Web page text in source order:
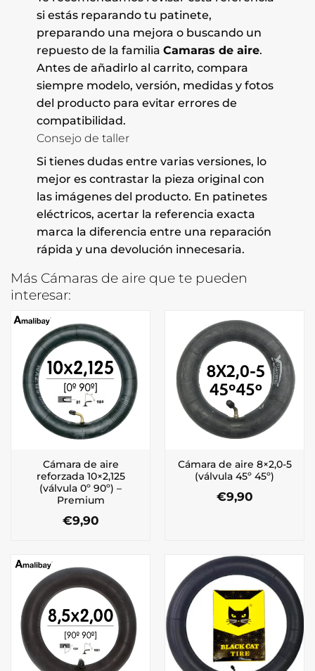
si estás reparando tu patinete,
preparando una mejora o buscando un
repuesto de la familia Camaras de aire.
Antes de añadirlo al carrito, compara
siempre modelo, versión, medidas y fotos
del producto para evitar errores de
compatibilidad.
Consejo de taller
Si tienes dudas entre varias versiones, lo
mejor es contrastar la pieza original con
las imágenes del producto. En patinetes
eléctricos, acertar la referencia exacta
marca la diferencia entre una reparación
rápida y una devolución innecesaria.
Más Cámaras de aire que te pueden
interesar:
Cámara de aire
reforzada 10×2,125
(válvula 0º 90º) –
Premium
€9,90
Cámara de aire 8×2,0-5
(válvula 45º 45º)
€9,90